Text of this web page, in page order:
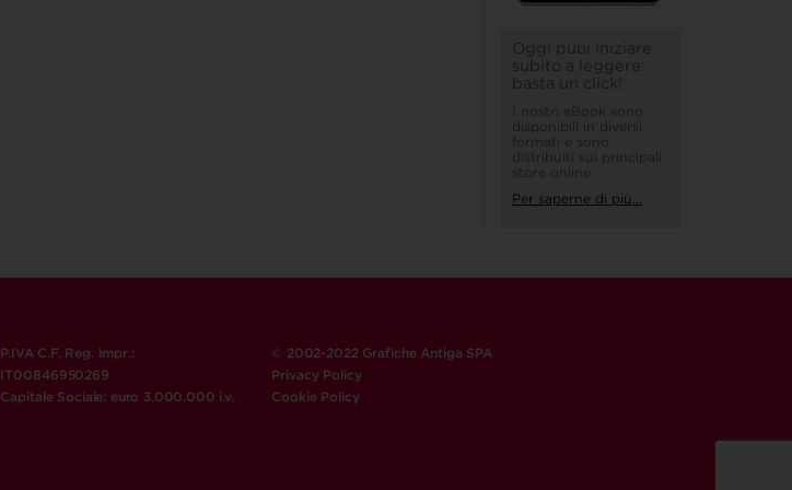
Oggi puoi iniziare
subito a leggere:
basta un click!
I nostri eBook sono
disponibili in diversi
formati e sono
distribuiti sui principali
store online
Per saperne di più...
P.IVA C.F. Reg. Impr.:
IT00846950269
Capitale Sociale: euro 3.000.000 i.v.
© 2002-2022 Grafiche Antiga SPA
Privacy Policy
Cookie Policy